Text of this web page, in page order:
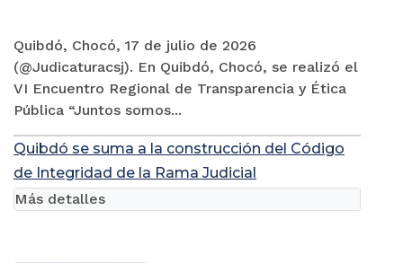
Quibdó, Chocó, 17 de julio de 2026
(@Judicaturacsj). En Quibdó, Chocó, se realizó el
VI Encuentro Regional de Transparencia y Ética
Pública “Juntos somos...
Quibdó se suma a la construcción del Código
de Integridad de la Rama Judicial
Más detalles